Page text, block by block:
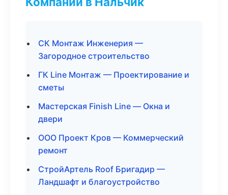
СК Монтаж Инженерия —
Загородное строительство
ГК Line Монтаж — Проектирование и
сметы
Мастерская Finish Line — Окна и
двери
ООО Проект Кров — Коммерческий
ремонт
СтройАртель Roof Бригадир —
Ландшафт и благоустройство